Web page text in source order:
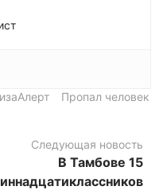
Пропал человек
Следующая новость
В Тамбове 15